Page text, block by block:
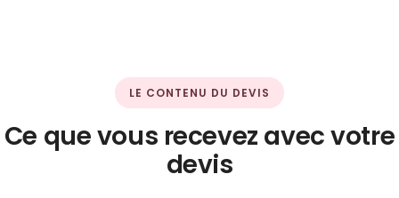
LE CONTENU DU DEVIS
Ce que vous recevez avec votre
devis